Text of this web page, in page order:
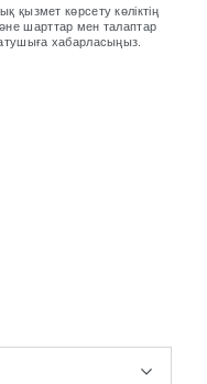
қызмет көрсету көліктің
шарттар мен талаптар
хабарласыңыз.